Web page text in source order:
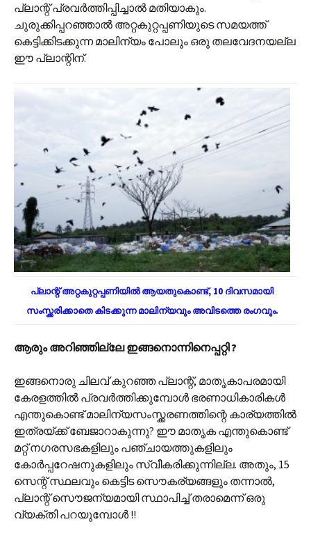
പ്ലാന്റ് പ്രവർത്തിപ്പിച്ചാൽ മതിയാകും.
ചുരുക്കിപ്പറഞ്ഞാൽ അറ്റകുറ്റപ്പണിയുടെ സമയത്ത്
കെട്ടിക്കിടക്കുന്ന മാലിന്യം പോലും ഒരു തലവേദനയല്ല
ഈ പ്ലാന്റിന്.
പ്ലാന്റ് അറ്റകുറ്റപ്പണിയിൽ ആയതുകൊണ്ട്, 10 ദിവസമായി
സംസ്ക്കരിക്കാതെ കിടക്കുന്ന മാലിന്യവും അവിടത്തെ രംഗവും.
ആരും അറിഞ്ഞില്ലേ ഇങ്ങനൊന്നിനെപ്പറ്റി ?
ഇങ്ങനൊരു ചിലവ് കുറഞ്ഞ പ്ലാന്റ്, മാതൃകാപരമായി
കേരളത്തിൽ പ്രവർത്തിക്കുമ്പോൾ ഭരണാധികാരികൾ
എന്തുകൊണ്ട് മാലിന്യസംസ്ക്കരണത്തിന്റെ കാര്യത്തിൽ
ഇത്രയ്ക്ക് ബേജാറാകുന്നു? ഈ മാതൃക എന്തുകൊണ്ട്
മറ്റ് നഗരസഭകളിലും പഞ്ചായത്തുകളിലും
കോർപ്പറേഷനുകളിലും സ്വീകരിക്കുന്നില്ല. അതും, 15
സെന്റ് സ്ഥലവും കെട്ടിട സൌകര്യങ്ങളും തന്നാൽ,
പ്ലാന്റ് സൌജന്യമായി സ്ഥാപിച്ച് തരാമെന്ന് ഒരു
വ്യക്തി പറയുമ്പോൾ !!